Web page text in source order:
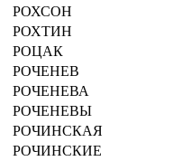
РОХСОН
РОХТИН
РОЦАК
РОЧЕНЕВ
РОЧЕНЕВА
РОЧЕНЕВЫ
РОЧИНСКАЯ
РОЧИНСКИЕ